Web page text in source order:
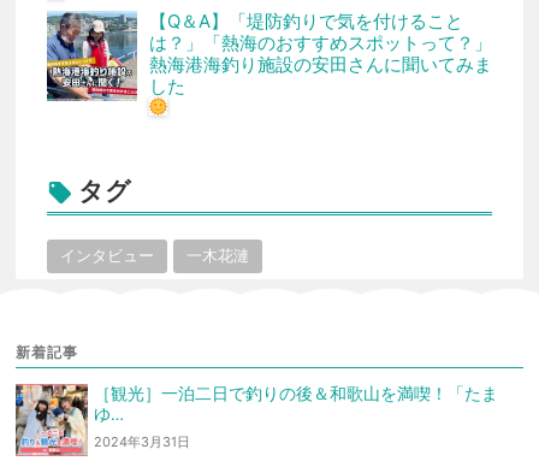
【Q＆A】「堤防釣りで気を付けること
は？」「熱海のおすすめスポットって？」
熱海港海釣り施設の安田さんに聞いてみま
した
 タグ
インタビュー 一木花漣
新着記事
［観光］一泊二日で釣りの後＆和歌山を満喫！「たま
ゆ…
2024年3月31日